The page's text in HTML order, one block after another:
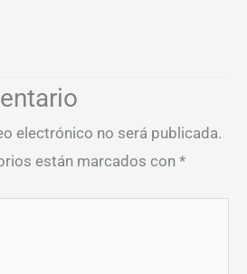
electrónico no será publicada.
están marcados con *